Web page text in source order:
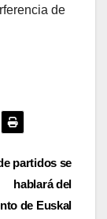
de
partidos se
hablará del
de Euskal